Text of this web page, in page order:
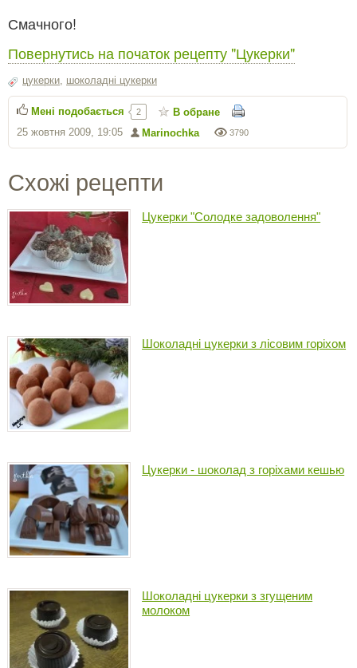
Смачного!
Повернутись на початок рецепту "Цукерки"
цукерки, шоколадні цукерки
3790
Marinochka
25 жовтня 2009, 19:05
Мені подобається 2 В обране
Схожі рецепти
Цукерки "Солодке задоволення"
Шоколадні цукерки з лісовим горіхом
Цукерки - шоколад з горіхами кешью
Шоколадні цукерки з згущеним
молоком